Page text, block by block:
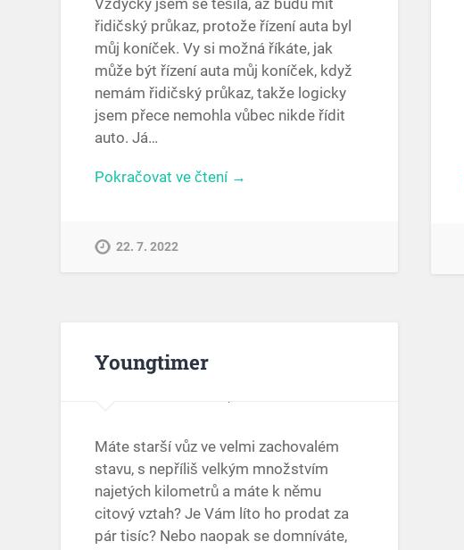
řidičský průkaz, protože řízení auta byl
můj koníček. Vy si možná říkáte, jak
může být řízení auta můj koníček, když
nemám řidičský průkaz, takže logicky
jsem přece nemohla vůbec nikde řídit
auto. Já…
Pokračovat ve čtení →
22. 7. 2022
Youngtimer
Máte starší vůz ve velmi zachovalém
stavu, s nepříliš velkým množstvím
najetých kilometrů a máte k němu
citový vztah? Je Vám líto ho prodat za
pár tisíc? Nebo naopak se domníváte,